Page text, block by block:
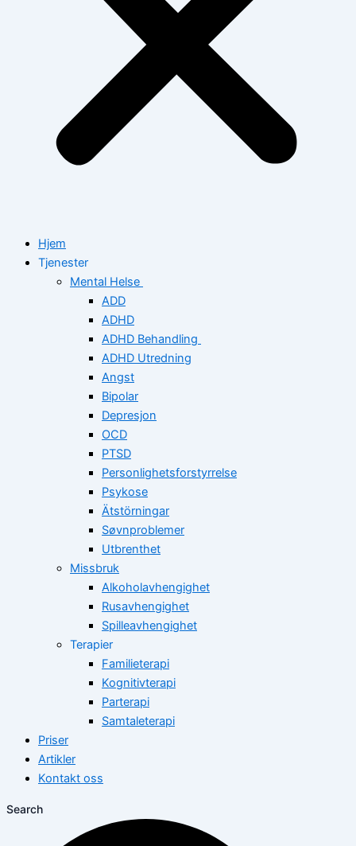
Hjem
Tjenester
Mental Helse
ADD
ADHD
ADHD Behandling
ADHD Utredning
Angst
Bipolar
Depresjon
OCD
PTSD
Personlighetsforstyrrelse
Psykose
Ätstörningar
Søvnproblemer
Utbrenthet
Missbruk
Alkoholavhengighet
Rusavhengighet
Spilleavhengighet
Terapier
Familieterapi
Kognitivterapi
Parterapi
Samtaleterapi
Priser
Artikler
Kontakt oss
Search